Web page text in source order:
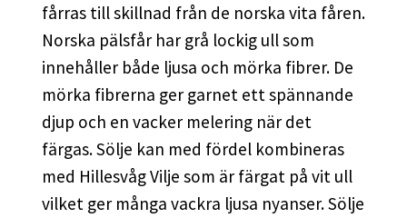
fårras till skillnad från de norska vita fåren.
Norska pälsfår har grå lockig ull som
innehåller både ljusa och mörka fibrer. De
mörka fibrerna ger garnet ett spännande
djup och en vacker melering när det
färgas. Sölje kan med fördel kombineras
med Hillesvåg Vilje som är färgat på vit ull
vilket ger många vackra ljusa nyanser. Sölje